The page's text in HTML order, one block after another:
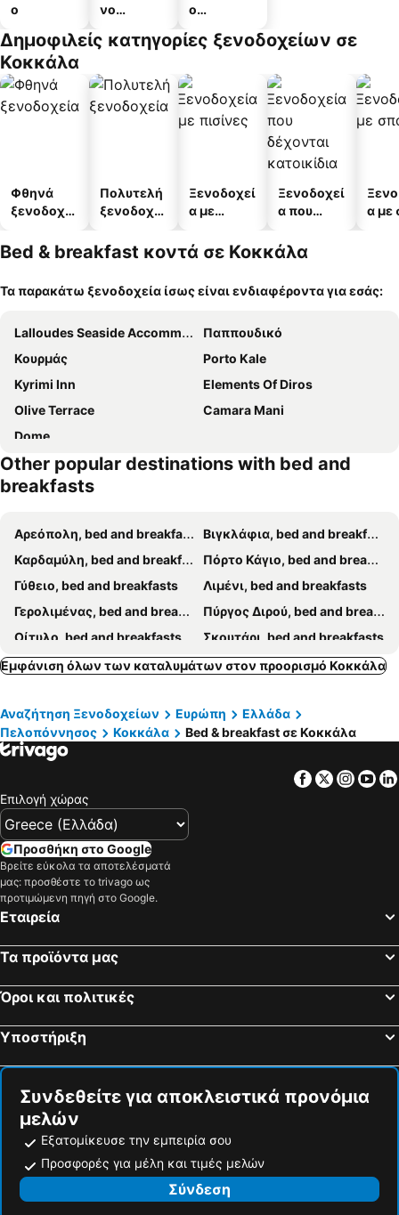
ο
νο
α
ο
άτων
Δημοφιλείς κατηγορίες ξενοδοχείων σε
Κοκκάλα
Φθηνά
ξενοδοχεί
Πολυτελή
ξενοδοχεί
Ξενοδοχεί
α με
Ξενοδοχεί
α που
κατοικίδι
α
α με
Bed & breakfast κοντά σε Κοκκάλα
Τα παρακάτω ξενοδοχεία ίσως είναι ενδιαφέροντα για εσάς:
Lalloudes Seaside Accommodation
Παππουδικό
Κουρμάς
Porto Kale
Kyrimi Inn
Elements Of Diros
Olive Terrace
Camara Mani
Dome
Other popular destinations with bed and
breakfasts
Αρεόπολη, bed and breakfasts
Βιγκλάφια, bed and breakfasts
Καρδαμύλη, bed and breakfasts
Πόρτο Κάγιο, bed and breakfasts
Γύθειο, bed and breakfasts
Λιμένι, bed and breakfasts
Γερολιμένας, bed and breakfasts
Πύργος Διρού, bed and breakfasts
Οίτυλο, bed and breakfasts
Σκουτάρι, bed and breakfasts
Εμφάνιση όλων των καταλυμάτων στον προορισμό Κοκκάλα
Αναζήτηση Ξενοδοχείων Ευρώπη
Ελλάδα
Πελοπόννησος
Κοκκάλα Bed & breakfast σε Κοκκάλα
Facebook
Twitter
Επιλογή χώρας
Προσθήκη στο Google
Βρείτε εύκολα τα αποτελέσματά
μας: προσθέστε το trivago ως
προτιμώμενη πηγή στο Google.
Εταιρεία
Τα προϊόντα μας
Όροι και πολιτικές
Υποστήριξη
Συνδεθείτε για αποκλειστικά προνόμια
μελών
Εξατομίκευσε την εμπειρία σου
Προσφορές για μέλη και τιμές μελών
Σύνδεση